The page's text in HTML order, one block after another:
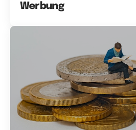
Werbung